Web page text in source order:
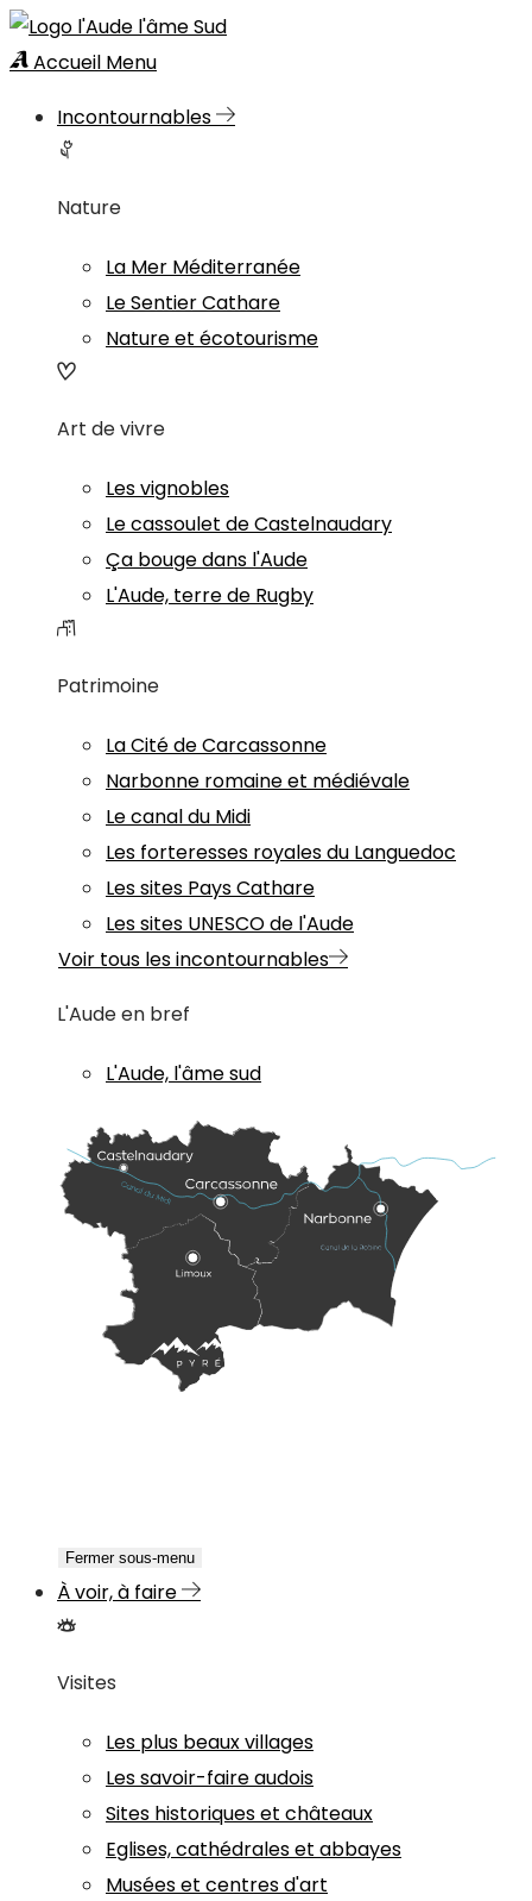
Accueil Menu
Incontournables
Nature
La Mer Méditerranée
Le Sentier Cathare
Nature et écotourisme
Art de vivre
Les vignobles
Le cassoulet de Castelnaudary
Ça bouge dans l'Aude
L'Aude, terre de Rugby
Patrimoine
La Cité de Carcassonne
Narbonne romaine et médiévale
Le canal du Midi
Les forteresses royales du Languedoc
Les sites Pays Cathare
Les sites UNESCO de l'Aude
Voir tous les incontournables
L'Aude en bref
L'Aude, l'âme sud
Fermer sous-menu
À voir, à faire
Visites
Les plus beaux villages
Les savoir-faire audois
Sites historiques et châteaux
Eglises, cathédrales et abbayes
Musées et centres d'art